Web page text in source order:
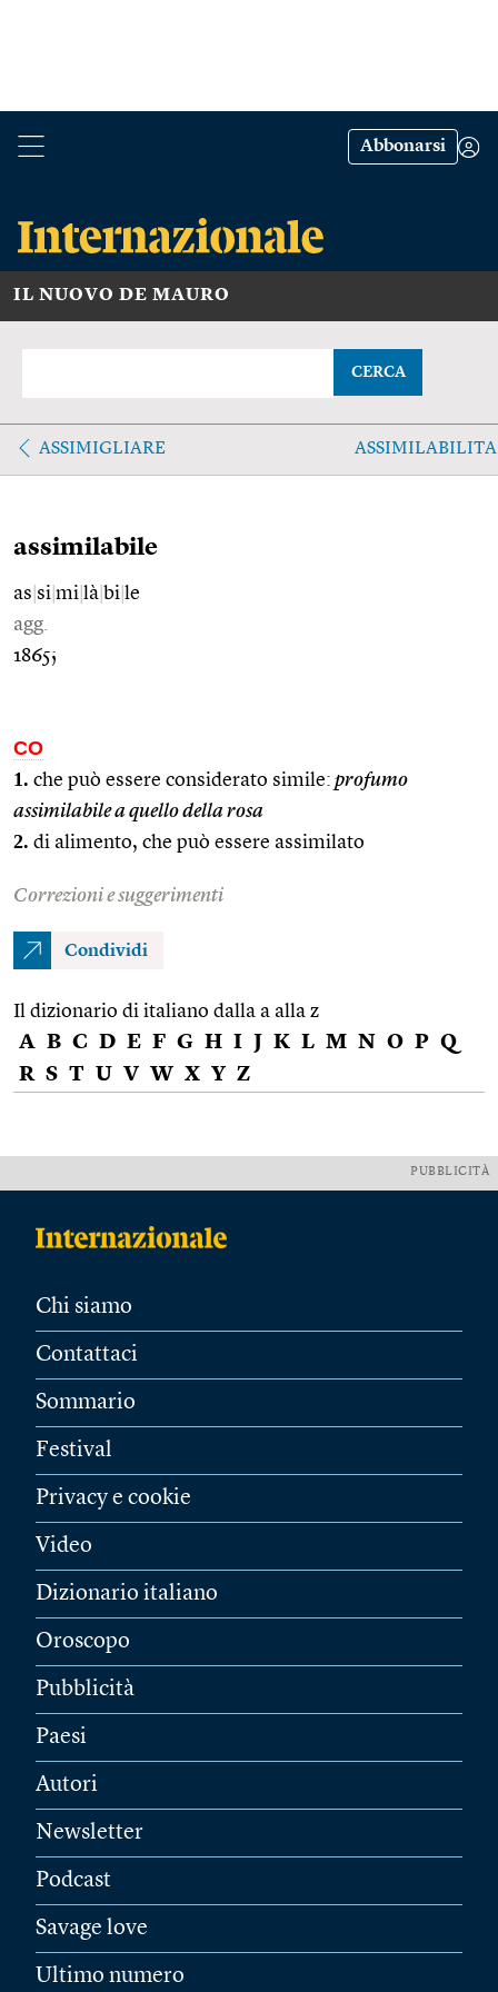
Abbonarsi
IL NUOVO DE MAURO
CERCA
ASSIMIGLIARE ASSIMILABILITA
assimilabile
as si mi là bi le
agg.
1865;
CO
1. che può essere considerato simile: profumo
assimilabile a quello della rosa
2. di alimento, che può essere assimilato
Correzioni e suggerimenti
Condividi
Il dizionario di italiano dalla a alla z
A B C D E F G H I J K L M N O P Q
R S T U V W X Y Z
PUBBLICITÀ
Chi siamo
Contattaci
Sommario
Festival
Privacy e cookie
Video
Dizionario italiano
Oroscopo
Pubblicità
Paesi
Autori
Newsletter
Podcast
Savage love
Ultimo numero